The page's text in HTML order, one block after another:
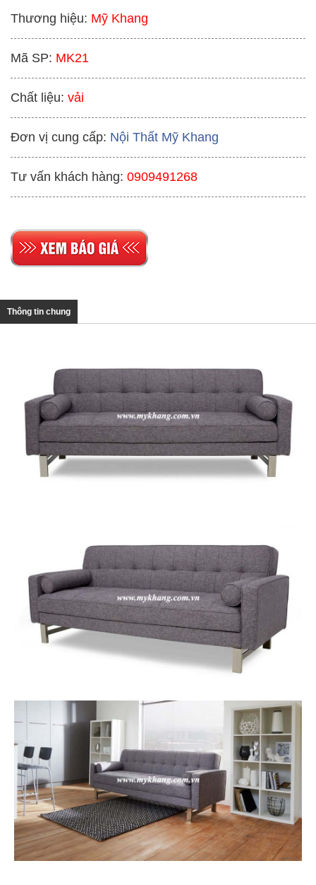
Thương hiệu: Mỹ Khang
Mã SP: MK21
Chất liệu: vải
Đơn vị cung cấp: Nội Thất Mỹ Khang
Tư vấn khách hàng: 0909491268
Thông tin chung